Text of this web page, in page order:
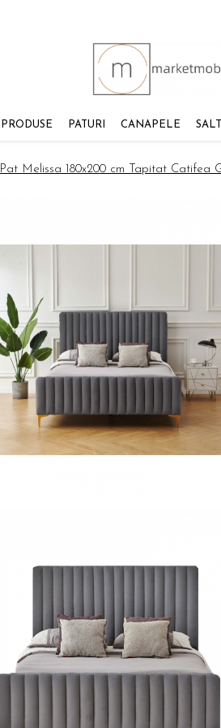
PRODUSE PATURI CANAPELE
Pat Melissa 180x200 cm Tapitat Catifea